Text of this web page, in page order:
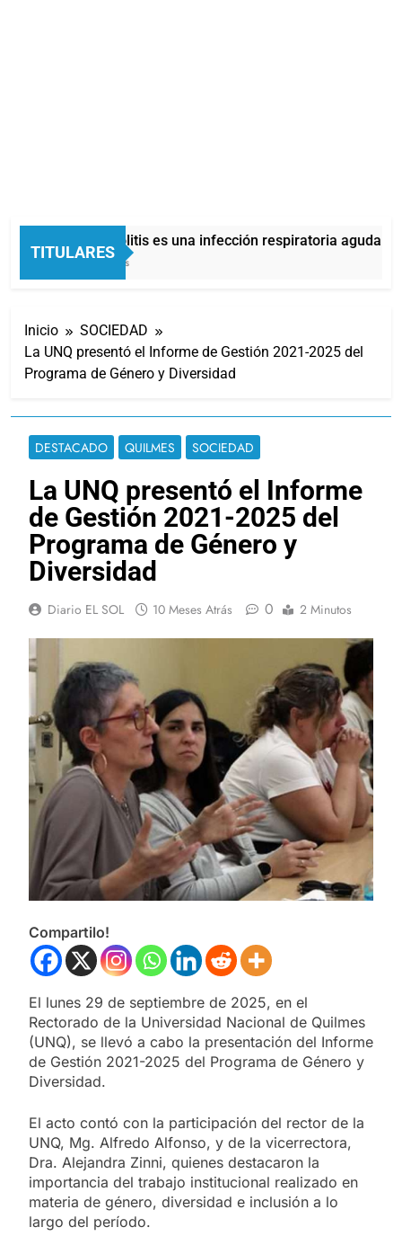
TITULARES
La bronquiolitis es una infección respiratoria aguda en
51 Minutos Atrás
Inicio
SOCIEDAD
La UNQ presentó el Informe de Gestión 2021-2025 del
Programa de Género y Diversidad
DESTACADO QUILMES SOCIEDAD
La UNQ presentó el Informe
de Gestión 2021-2025 del
Programa de Género y
Diversidad
Diario EL SOL 10 Meses Atrás 0 2 Minutos
Compartilo!
El lunes 29 de septiembre de 2025, en el
Rectorado de la Universidad Nacional de Quilmes
(UNQ), se llevó a cabo la presentación del Informe
de Gestión 2021-2025 del Programa de Género y
Diversidad.
El acto contó con la participación del rector de la
UNQ, Mg. Alfredo Alfonso, y de la vicerrectora,
Dra. Alejandra Zinni, quienes destacaron la
importancia del trabajo institucional realizado en
materia de género, diversidad e inclusión a lo
largo del período.